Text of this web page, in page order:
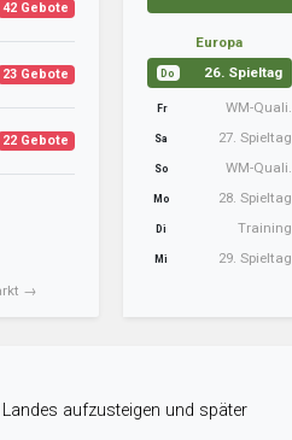
42 Gebote
23 Gebote
22 Gebote
→
Europa
Do 26. Spieltag
Fr WM-Quali.
Sa 27. Spieltag
So WM-Quali.
Mo 28. Spieltag
Di Training
Mi 29. Spieltag
aufzusteigen und später